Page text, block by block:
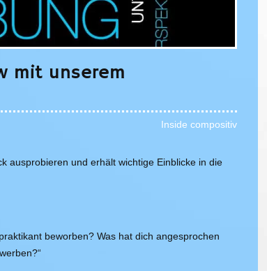
mit unserem
Inside compositiv
ausprobieren und erhält wichtige Einblicke in die
beworben? Was hat dich angesprochen